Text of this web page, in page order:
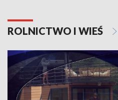
ROLNICTWO I WIEŚ